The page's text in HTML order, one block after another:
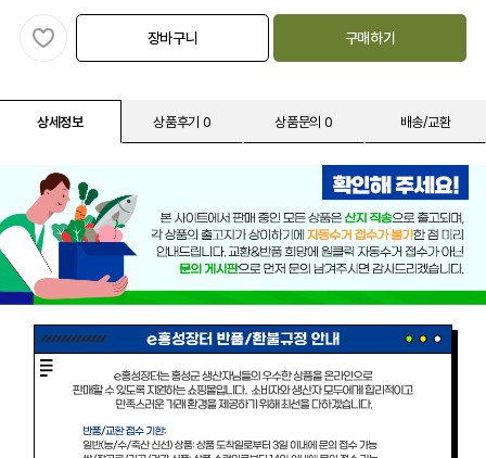
장바구니 구매하기
상세정보 상품후기 0 상품문의 0 배송/교환